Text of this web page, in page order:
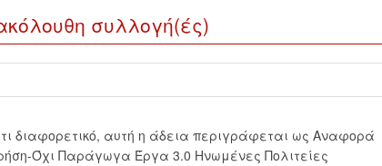
συλλογή(ές)
διαφορετικό, αυτή η άδεια περιγράφεται ως Αναφορά
Όχι Παράγωγα Έργα 3.0 Ηνωμένες Πολιτείες